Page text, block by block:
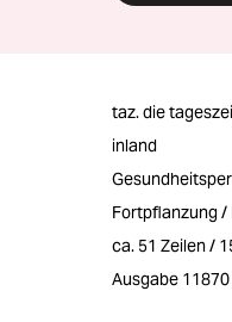
taz. die
inland
Fortpflanzung
ca. 51 Zeilen /
Ausgabe 11870